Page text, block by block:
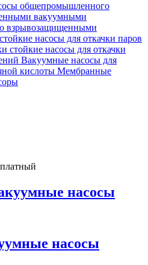
общепромышленного
вакуумными
взрывозащищенными
насосы для откачки паров
стойкие насосы для откачки
Вакуумные насосы для
кислоты Мембранные
насосы
насосы